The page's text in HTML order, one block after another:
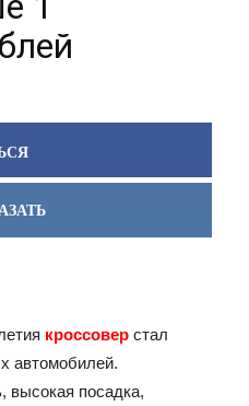
кроссовер стал
автомобилей.
высокая посадка,